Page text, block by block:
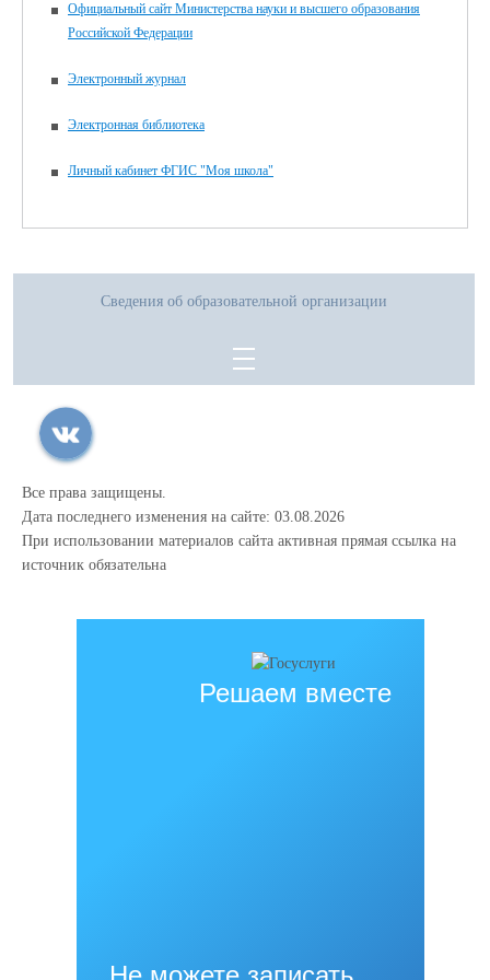
Официальный сайт Министерства науки и высшего образования
Российской Федерации
Электронный журнал
Электронная библиотека
Личный кабинет ФГИС "Моя школа"
Сведения об образовательной организации
Все права защищены.
Дата последнего изменения на сайте: 03.08.2026
При использовании материалов сайта активная прямая ссылка на
источник обязательна
Решаем вместе